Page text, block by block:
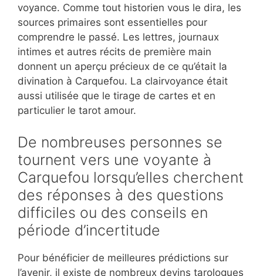
voyance. Comme tout historien vous le dira, les
sources primaires sont essentielles pour
comprendre le passé. Les lettres, journaux
intimes et autres récits de première main
donnent un aperçu précieux de ce qu’était la
divination à Carquefou. La clairvoyance était
aussi utilisée que le tirage de cartes et en
particulier le tarot amour.
De nombreuses personnes se
tournent vers une voyante à
Carquefou lorsqu’elles cherchent
des réponses à des questions
difficiles ou des conseils en
période d’incertitude
Pour bénéficier de meilleures prédictions sur
l’avenir, il existe de nombreux devins tarologues